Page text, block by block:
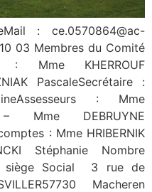
: ce.0570864@ac-
03 Membres du Comité
: Mme KHERROUF
PascaleSecrétaire :
: Mme
Mme DEBRUYNE
: Mme HRIBERNIK
Stéphanie Nombre
siège Social 3 rue de
Macheren